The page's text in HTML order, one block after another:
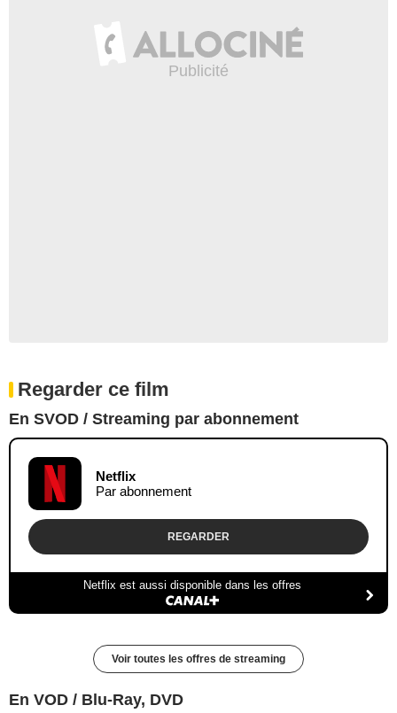
Regarder ce film
En SVOD / Streaming par abonnement
Netflix
Par abonnement
REGARDER
Netflix est aussi disponible dans les offres
Voir toutes les offres de streaming
En VOD / Blu-Ray, DVD